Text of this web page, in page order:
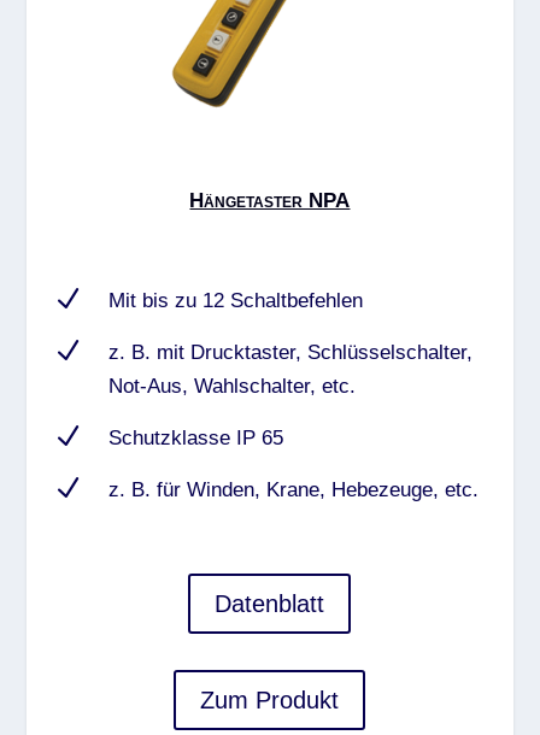
Hängetaster NPA
N Mit bis zu 12 Schaltbefehlen
N
z. B. mit Drucktaster, Schlüsselschalter,
Not-Aus, Wahlschalter, etc.
N Schutzklasse IP 65
N z. B. für Winden, Krane, Hebezeuge, etc.
Datenblatt
Zum Produkt